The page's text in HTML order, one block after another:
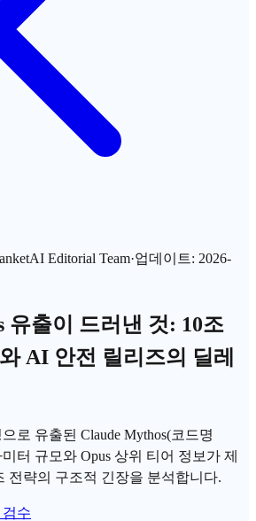
Editorial Team·업데이트: 2026-
유출이 드러낸 것: 10조
AI 안전 릴리즈의 딜레
로 유출된 Claude Mythos(코드명
터 규모와 Opus 상위 티어 정보가 제
전략의 구조적 긴장을 분석합니다.
수